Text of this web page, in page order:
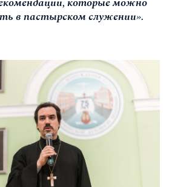
в пастырском служении».